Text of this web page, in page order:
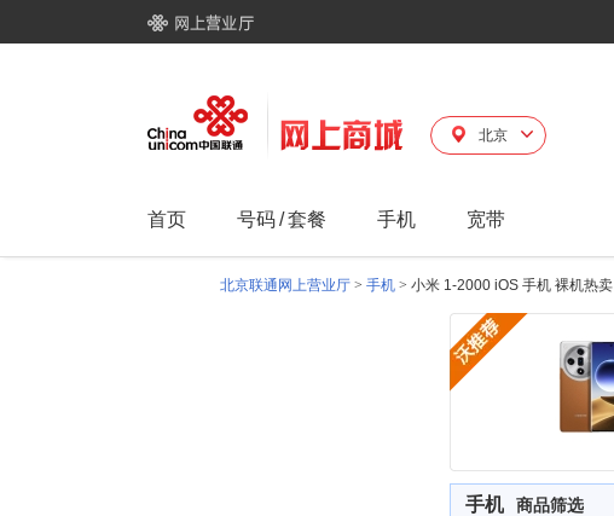
北京
首页 号码/套餐 手机 宽带
北京联通网上营业厅 > 手机 > 小米 1-2000 iOS 手机 裸机热卖
手机 商品筛选